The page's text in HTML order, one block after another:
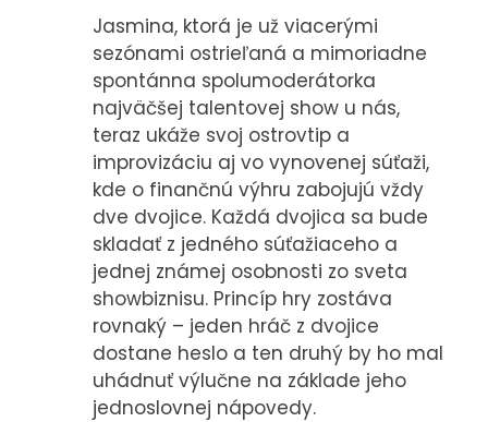
B2B Rozhovory
VEREJNÉ VYSIELANIE MS 2026
KONTAKT
Jasmina, ktorá je už viacerými
sezónami ostrieľaná a mimoriadne
spontánna spolumoderátorka
najväčšej talentovej show u nás,
teraz ukáže svoj ostrovtip a
improvizáciu aj vo vynovenej súťaži,
kde o finančnú výhru zabojujú vždy
dve dvojice. Každá dvojica sa bude
skladať z jedného súťažiaceho a
jednej známej osobnosti zo sveta
showbiznisu. Princíp hry zostáva
rovnaký – jeden hráč z dvojice
dostane heslo a ten druhý by ho mal
uhádnuť výlučne na základe jeho
jednoslovnej nápovedy.